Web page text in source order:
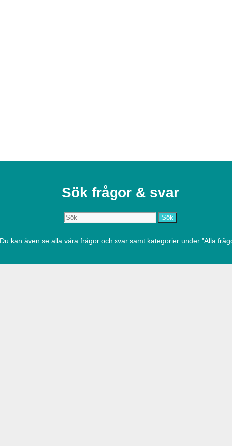
Sök frågor & svar
Du kan även se alla våra frågor och svar samt kategorier under "Alla